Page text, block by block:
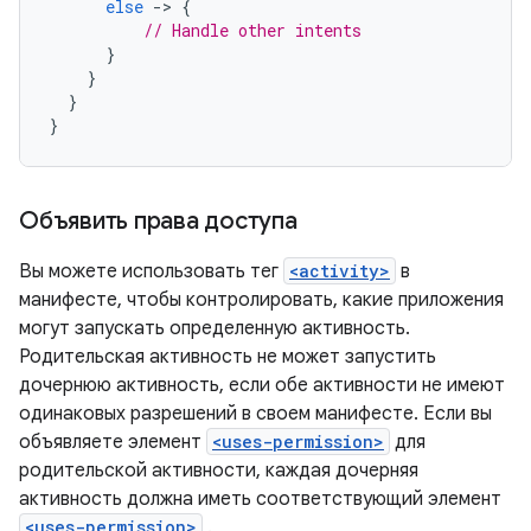
else -> {
// Handle other intents
}
}
}
}
Объявить права доступа
Вы можете использовать тег <activity> в
манифесте, чтобы контролировать, какие приложения
могут запускать определенную активность.
Родительская активность не может запустить
дочернюю активность, если обе активности не имеют
одинаковых разрешений в своем манифесте. Если вы
объявляете элемент <uses-permission> для
родительской активности, каждая дочерняя
активность должна иметь соответствующий элемент